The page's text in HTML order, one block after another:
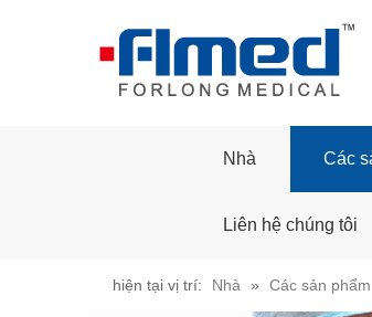
Nhà Các
Liên hệ chúng tôi
hiện tại vị trí: Nhà » Các sản phẩm